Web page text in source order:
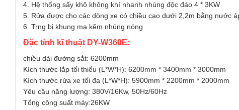
4. Hệ thống sấy khô không khí nhanh nhúng độc đáo 4 * 3KW
5. Rửa được cho các dòng xe có chiều cao dưới 2,2m bằng nước
6. Trng bị khung mạ kẽm nhúng nóng
Đặc tính kĩ thuật DY-W360E:
chiều dài đường sắt: 6200mm
Kích thước lắp tối thiểu (L*W*H): 6200mm * 3400mm * 3000mm
Kích thước rửa xe tối đa (L*W*H): 5900mm * 2200mm * 2000mm
Yêu cầu năng lượng: 380V/16Kw, 50Hz/60Hz
Tổng công suất máy:26KW